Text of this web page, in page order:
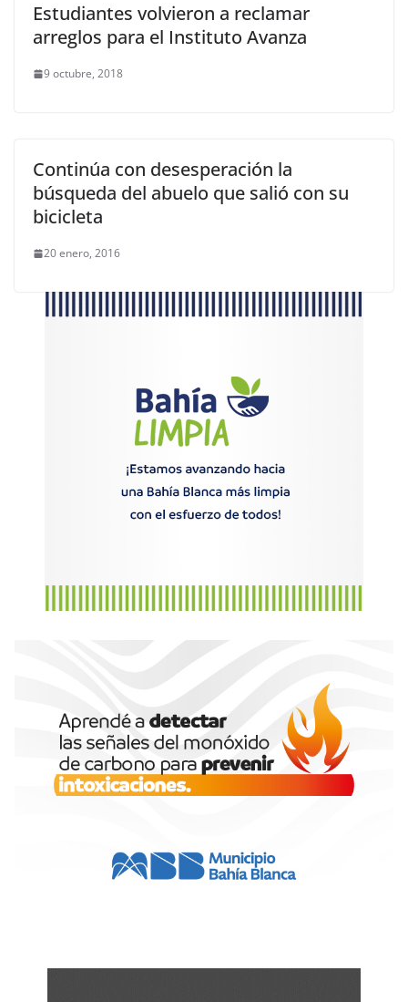
Estudiantes volvieron a reclamar
arreglos para el Instituto Avanza
9 octubre, 2018
Continúa con desesperación la
búsqueda del abuelo que salió con su
bicicleta
20 enero, 2016